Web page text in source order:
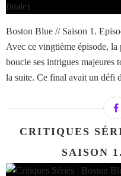
Boston Blue // Saison 1.
Avec ce vingtième épisode,
boucle ses intrigues majeures
la suite. Ce final avait un défi
CRITIQUES
SAISON